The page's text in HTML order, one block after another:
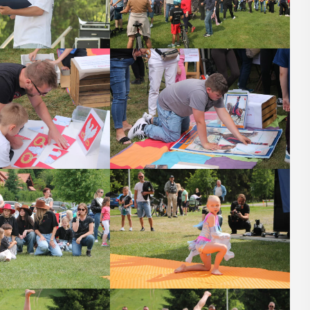
o godz. 18 w
Szkoły
06
CZERWIEC
18:00 - 20:00
„Pollyanna” na
scenie Domu
Katolickiego
Ruszyły rezerwacje na spektakl
"Pollyanna" w wykonaniu Myślenickiej
Grupy Teatralnej "Nielegalni". Darmowe
wejściówki można rezerwować
tutaj. Spektakle na scenie Domu
Katolickiego przy ul. 3 maja 1a w ...